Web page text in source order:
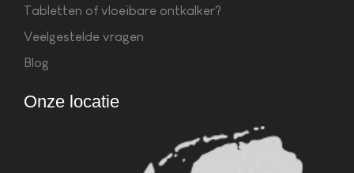
Tabletten of vloeibare ontkalker?
Veelgestelde vragen
Blog
Onze locatie